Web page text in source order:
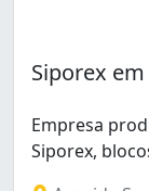
Siporex
Empresa
Siporex,